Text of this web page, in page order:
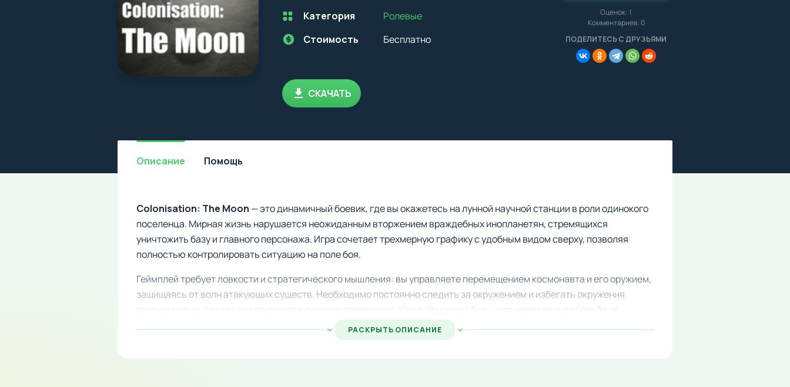
Перед установкой приложения на устройство с Android, стоит
учитывать версию OS. Мы всегда указываем минимальные
Категория
Ролевые
Стоимость
Бесплатно
Оценок:1
Комментариев: 0
СКАЧАТЬ
Описание Помощь
Colonisation: The Moon — это динамичный боевик, где вы окажетесь на лунной научной станции в роли одинокого
поселенца. Мирная жизнь нарушается неожиданным вторжением враждебных инопланетян, стремящихся
уничтожить базу и главного персонажа. Игра сочетает трехмерную графику с удобным видом сверху, позволяя
полностью контролировать ситуацию на поле боя.
Геймплей требует ловкости и стратегического мышления: вы управляете перемещением космонавта и его оружием,
защищаясь от волн атакующих существ. Необходимо постоянно следить за окружением и избегать окружения
РАСКРЫТЬ ОПИСАНИЕ